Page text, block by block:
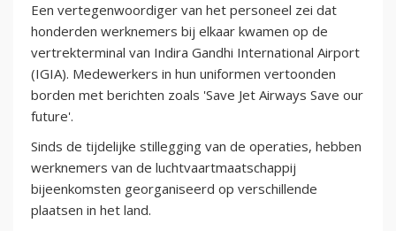
Een vertegenwoordiger van het personeel zei dat
honderden werknemers bij elkaar kwamen op de
vertrekterminal van Indira Gandhi International Airport
(IGIA). Medewerkers in hun uniformen vertoonden
borden met berichten zoals 'Save Jet Airways Save our
future'.
Sinds de tijdelijke stillegging van de operaties, hebben
werknemers van de luchtvaartmaatschappij
bijeenkomsten georganiseerd op verschillende
plaatsen in het land.